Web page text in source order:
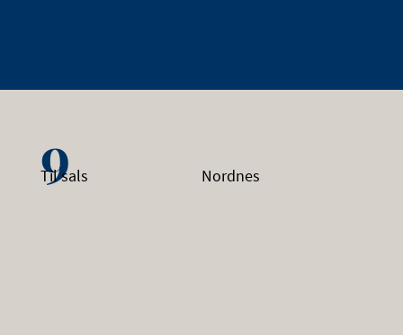
9
Til sals Nordnes